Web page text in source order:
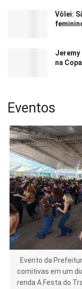
Vôlei:
Jeremy
na
Eventos
Evento da
comitivas em um
renda A Festa do